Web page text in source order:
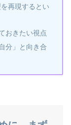
再現するとい
おきたい視点
分」と向き合